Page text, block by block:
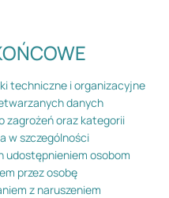
techniczne i organizacyjne
danych
zagrożeń oraz kategorii
w szczególności
udostępnieniem osobom
przez osobę
z naruszeniem